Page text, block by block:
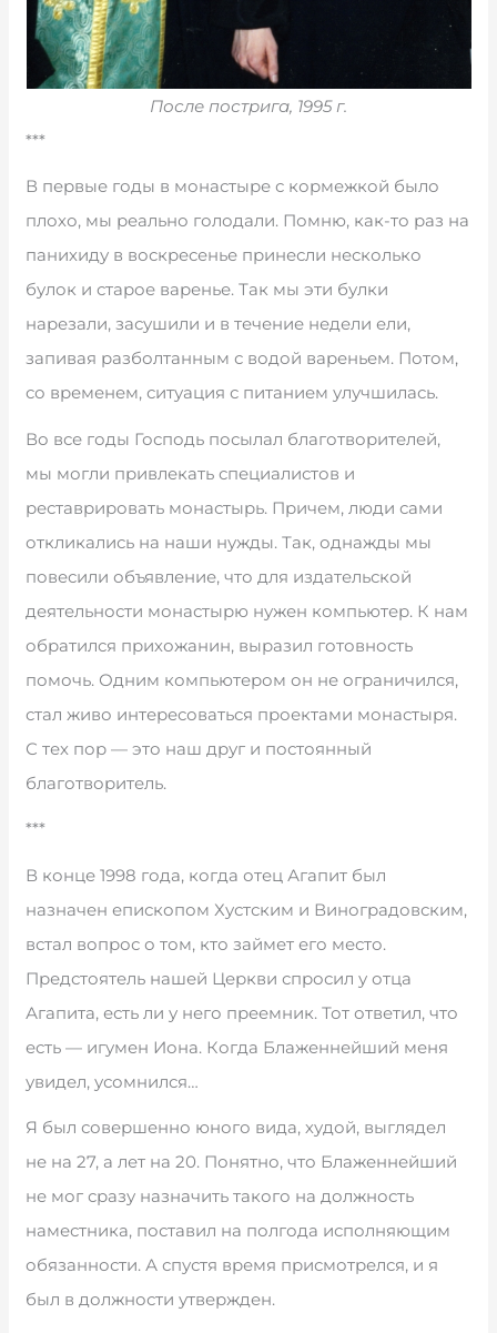
После пострига, 1995 г.
***
В первые годы в монастыре с кормежкой было
плохо, мы реально голодали. Помню, как-то раз на
панихиду в воскресенье принесли несколько
булок и старое варенье. Так мы эти булки
нарезали, засушили и в течение недели ели,
запивая разболтанным с водой вареньем. Потом,
со временем, ситуация с питанием улучшилась.
Во все годы Господь посылал благотворителей,
мы могли привлекать специалистов и
реставрировать монастырь. Причем, люди сами
откликались на наши нужды. Так, однажды мы
повесили объявление, что для издательской
деятельности монастырю нужен компьютер. К нам
обратился прихожанин, выразил готовность
помочь. Одним компьютером он не ограничился,
стал живо интересоваться проектами монастыря.
С тех пор — это наш друг и постоянный
благотворитель.
***
В конце 1998 года, когда отец Агапит был
назначен епископом Хустским и Виноградовским,
встал вопрос о том, кто займет его место.
Предстоятель нашей Церкви спросил у отца
Агапита, есть ли у него преемник. Тот ответил, что
есть — игумен Иона. Когда Блаженнейший меня
увидел, усомнился…
Я был совершенно юного вида, худой, выглядел
не на 27, а лет на 20. Понятно, что Блаженнейший
не мог сразу назначить такого на должность
наместника, поставил на полгода исполняющим
обязанности. А спустя время присмотрелся, и я
был в должности утвержден.